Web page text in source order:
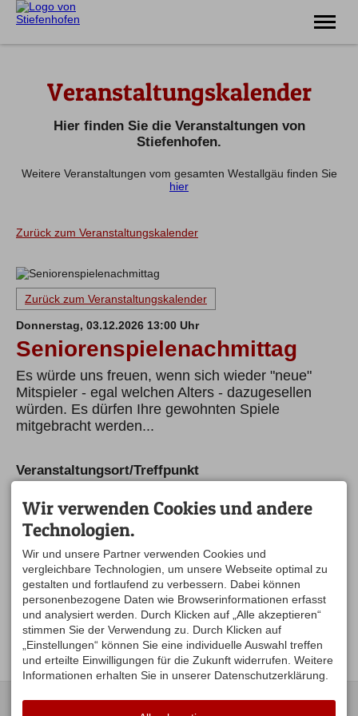
Familie
Unterkünfte
Prospekte
Veranstaltungskalender
Hier finden Sie die Veranstaltungen von
Stiefenhofen.
Weitere Veranstaltungen vom gesamten Westallgäu finden Sie
hier
Zurück zum Veranstaltungskalender
Zurück zum Veranstaltungskalender
Donnerstag, 03.12.2026 13:00 Uhr
Seniorenspielenachmittag
Es würde uns freuen, wenn sich wieder "neue"
Mitspieler - egal welchen Alters - dazugesellen
würden. Es dürfen Ihre gewohnten Spiele
mitgebracht werden...
Veranstaltungsort/Treffpunkt
Haupstraße 25
88167 Stiefenhofen
auf der Karte anzeigen
Ansprechpartner
Hildegard Kimpfler
Seniorenbeauftragte
Tel.08383 7639
Mobil0160 768 85 85
seniorennetz@argental.eu
KONTAKT
UNSERE
ÖFFNUNGSZEITEN:
Wir verwenden Cookies und andere
Technologien.
Wir und unsere Partner verwenden Cookies und
vergleichbare Technologien, um unsere Webseite optimal zu
gestalten und fortlaufend zu verbessern. Dabei können
personenbezogene Daten wie Browserinformationen erfasst
und analysiert werden. Durch Klicken auf „Alle akzeptieren“
stimmen Sie der Verwendung zu. Durch Klicken auf
„Einstellungen“ können Sie eine individuelle Auswahl treffen
und erteilte Einwilligungen für die Zukunft widerrufen. Weitere
Informationen erhalten Sie in unserer Datenschutzerklärung.